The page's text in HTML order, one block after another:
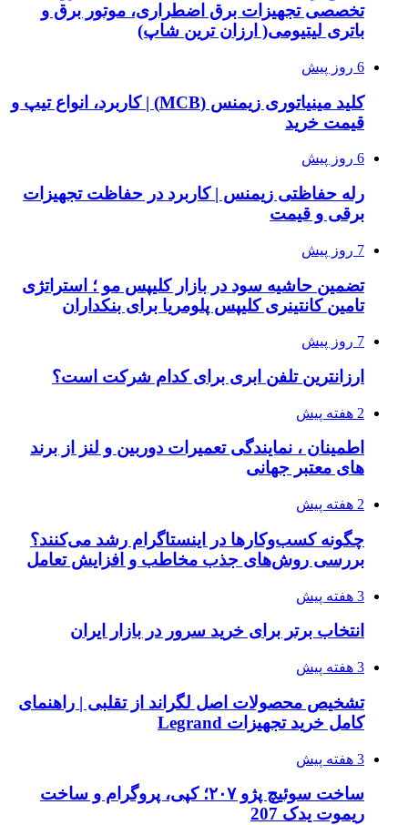
تخصصی تجهیزات برق اضطراری، موتور برق و
باتری لیتیومی( ارزان ترین شاپ)
6 روز پیش
کلید مینیاتوری زیمنس (MCB) | کاربرد، انواع تیپ و
قیمت خرید
6 روز پیش
رله حفاظتی زیمنس | کاربرد در حفاظت تجهیزات
برقی و قیمت
7 روز پیش
تضمین حاشیه سود در بازار کلیپس مو ؛ استراتژی
تامین کانتینری کلیپس پلومریا برای بنکداران
7 روز پیش
ارزانترین تلفن ابری برای کدام شرکت است؟
2 هفته پیش
اطمینان ، نمایندگی تعمیرات دوربین و لنز از برند
های معتبر جهانی
2 هفته پیش
چگونه کسب‌وکارها در اینستاگرام رشد می‌کنند؟
بررسی روش‌های جذب مخاطب و افزایش تعامل
3 هفته پیش
انتخاب برتر برای خرید سرور در بازار ایران
3 هفته پیش
تشخیص محصولات اصل لگراند از تقلبی | راهنمای
کامل خرید تجهیزات Legrand
3 هفته پیش
ساخت سوئیچ پژو ۲۰۷؛ کپی، پروگرام و ساخت
ریموت یدک 207